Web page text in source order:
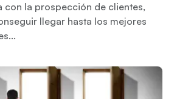
con la prospección de clientes,
llegar hasta los mejores